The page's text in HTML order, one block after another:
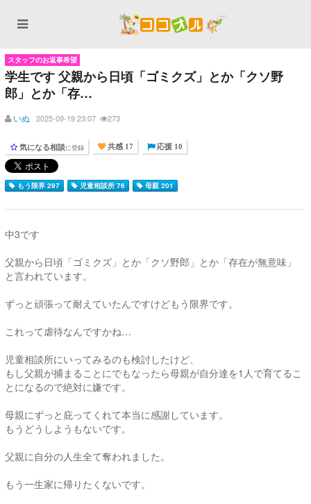
スタッフのお返事希望
学生です 父親から日頃「ゴミクズ」とか「クソ野
郎」とか「存…
いぬ 2025-09-19 23:07 273
気になる相談に登録 共感 17 応援 10
もう限界 297 児童相談所 76 母親 201
中3です
父親から日頃「ゴミクズ」とか「クソ野郎」とか「存在が無意味」
と言われています。
ずっと頑張って耐えていたんですけどもう限界です。
これって虐待なんですかね…
児童相談所にいってみるのも検討したけど、
もし父親が捕まることにでもなったら母親が自分達を1人で育てるこ
とになるので絶対に嫌です。
母親にずっと庇ってくれて本当に感謝しています。
もうどうしようもないです。
父親に自分の人生全て奪われました。
もう一生家に帰りたくないです。